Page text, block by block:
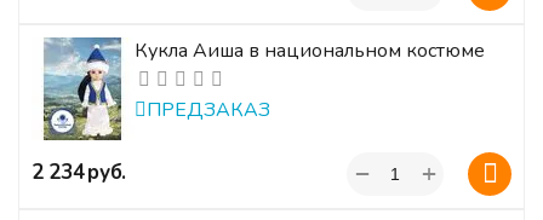
Кукла Аиша в национальном костюме
ПРЕДЗАКАЗ
‍2 234‍руб. +
−